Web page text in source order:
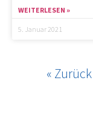
WEITERLESEN »
5. Januar 2021
« Zurück